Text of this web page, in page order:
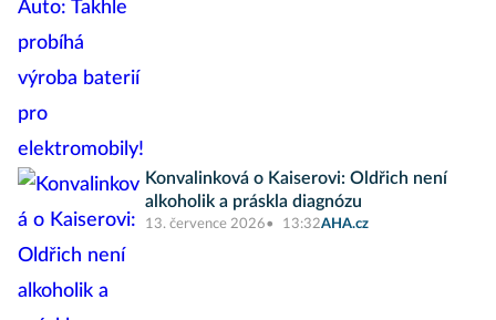
Konvalinková o Kaiserovi: Oldřich není
alkoholik a práskla diagnózu
13. července 2026 13:32AHA.cz